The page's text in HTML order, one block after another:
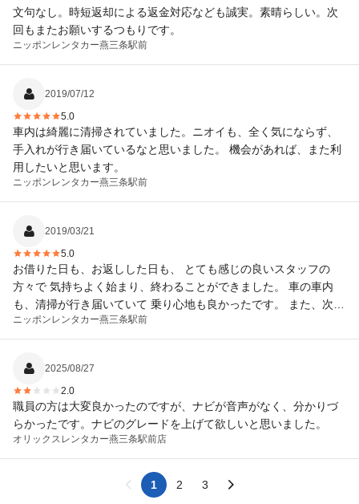
文句なし。時短返却による返金対応なども誠実。素晴らしい。次
回もまたお願いするつもりです。
ニッポンレンタカー燕三条駅前
2019/07/12
5.0
車内は綺麗に清掃されていました。ニオイも、全く気にならず、
手入れが行き届いているなと思いました。 機会があれば、また利
用したいと思います。
ニッポンレンタカー燕三条駅前
2019/03/21
5.0
お借りた日も、お返しした日も、 とても感じの良いスタッフの
方々で 気持ちよく始まり、終わることができました。 車の車内
も、清掃が行き届いていて 乗り心地も良かったです。 また、次回
帰省する際も利用したいと思います。
ニッポンレンタカー燕三条駅前
2025/08/27
2.0
職員の方は大変良かったのですが、ナビが音声がなく、分かりづ
らかったです。ナビのグレードを上げて欲しいと思いました。
オリックスレンタカー燕三条駅前店
1 2 3